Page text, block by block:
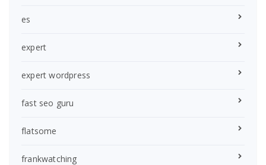
es
expert
expert wordpress
fast seo guru
flatsome
frankwatching